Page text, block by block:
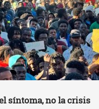
síntoma, no la crisis